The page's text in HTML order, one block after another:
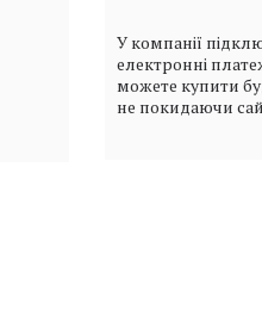
У компанії
електронні
можете купити
не покидаючи